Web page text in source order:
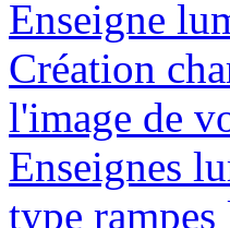
Enseigne
Création
l'image de
Enseignes
type